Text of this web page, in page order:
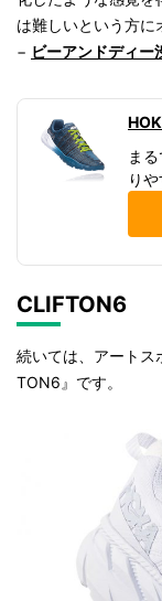
は難しいという方に
− ビーアンドディー
ま
り
CLIFTON6
続いては、アートス
TON6』です。